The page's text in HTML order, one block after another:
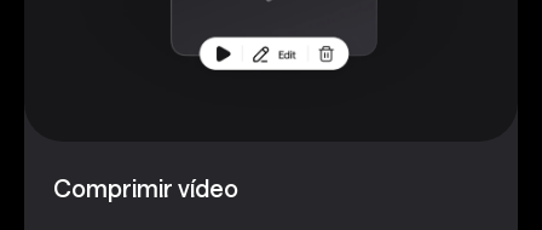
Comprimir vídeo